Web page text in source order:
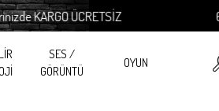
ÜCRETSİZ 600
SES /
GÖRÜNTÜ
OYUN